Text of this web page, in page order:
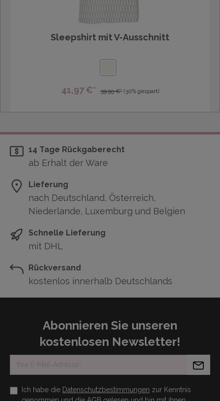
Sleepshirt mit V-Ausschnitt
41,97 €* 59,95 €* (30% gespart)
14 Tage Rückgaberecht
ab Erhalt der Ware
Lieferung
nach Deutschland, Österreich,
Niederlande, Luxemburg und Belgien
Schnelle Lieferung
mit DHL
Rückversand
kostenlos innerhalb Deutschlands
Abonnieren Sie unseren
kostenlosen Newsletter!
Ich habe die Datenschutzbestimmungen zur Kenntnis